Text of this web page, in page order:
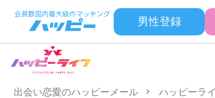
男性登録
出会い恋愛のハッピーメール ハッピーラ